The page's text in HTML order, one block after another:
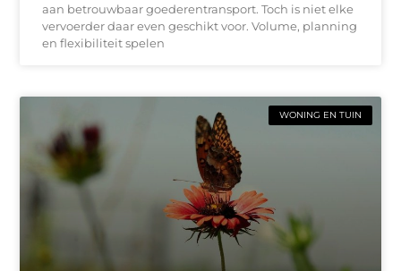
aan betrouwbaar goederentransport. Toch is niet elke
vervoerder daar even geschikt voor. Volume, planning
en flexibiliteit spelen
WONING EN TUIN